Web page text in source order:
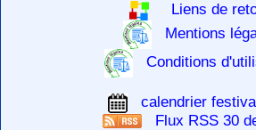
Liens de
Mentions
Conditions
calendrier
Flux RSS 30